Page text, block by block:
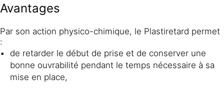
Avantages
Par son action physico-chimique, le Plastiretard permet
:
de retarder le début de prise et de conserver une
bonne ouvrabilité pendant le temps nécessaire à sa
mise en place,